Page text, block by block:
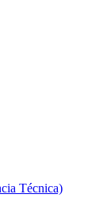
Técnica)